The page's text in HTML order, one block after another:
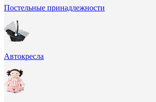
Постельные принадлежности
Автокресла